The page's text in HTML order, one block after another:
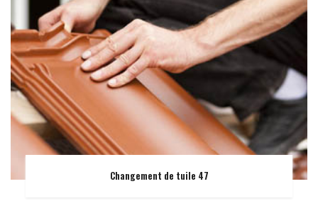
Changement de tuile 47